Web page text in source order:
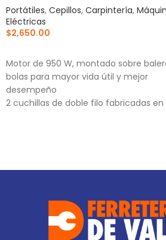
Portátiles, Cepillos, Carpintería,
Eléctricas
$2,650.00
Motor de 950 W, montado sobre
bolas para mayor vida útil y mejor
desempeño
2 cuchillas de doble filo fabricadas en